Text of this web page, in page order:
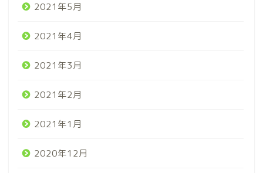
2021年5月
2021年4月
2021年3月
2021年2月
2021年1月
2020年12月